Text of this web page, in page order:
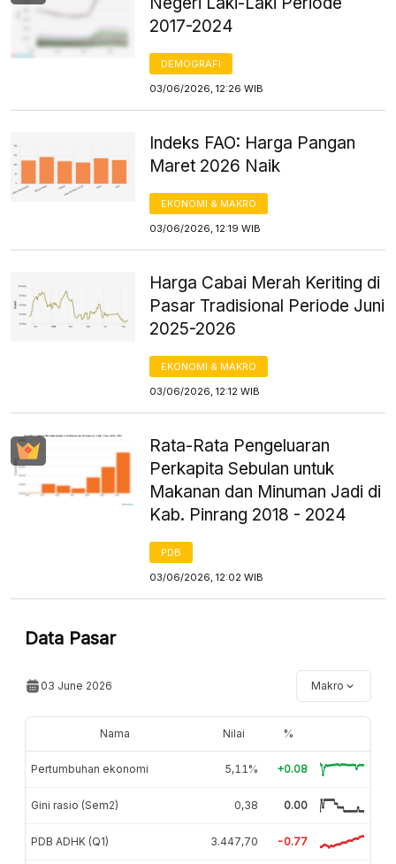
2017-2024
DEMOGRAFI
03/06/2026, 12:26 WIB
Indeks FAO: Harga Pangan
Maret 2026 Naik
EKONOMI & MAKRO
03/06/2026, 12:19 WIB
Harga Cabai Merah Keriting di
Pasar Tradisional Periode Juni
2025-2026
EKONOMI & MAKRO
03/06/2026, 12:12 WIB
Rata-Rata Pengeluaran
Perkapita Sebulan untuk
Makanan dan Minuman Jadi di
Kab. Pinrang 2018 - 2024
PDB
03/06/2026, 12:02 WIB
Data Pasar
03 June 2026 Makro
Nama Nilai %
Pertumbuhan ekonomi 5,11% +0.08
Gini rasio (Sem2) 0,38 0.00
PDB ADHK (Q1) 3.447,70 -0.77